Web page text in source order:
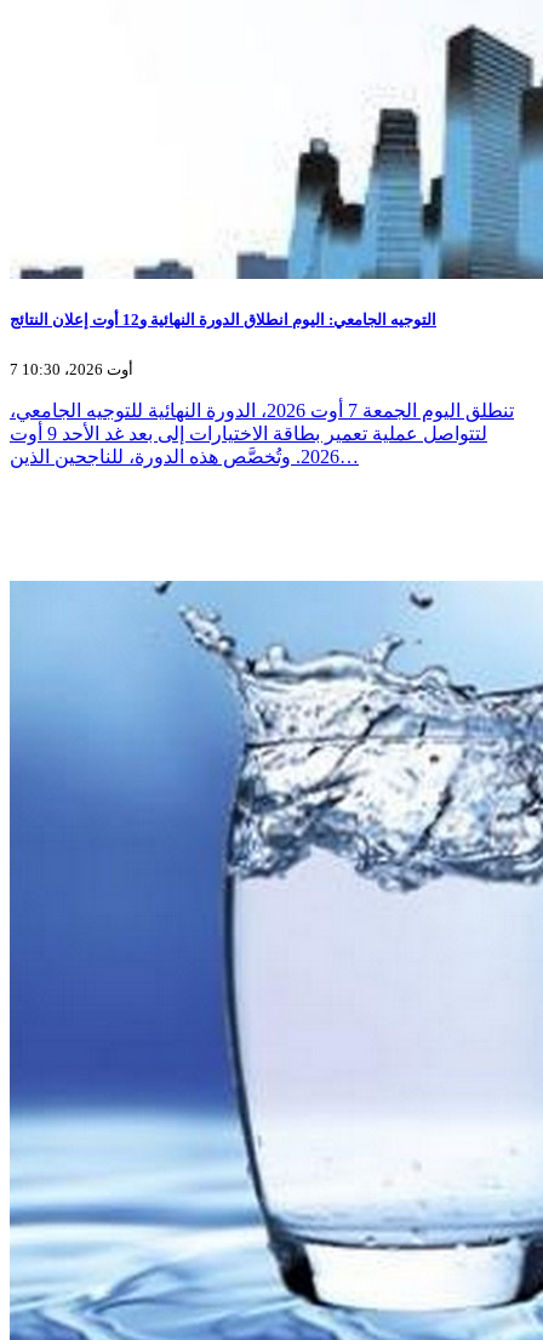
التوجيه الجامعي: اليوم انطلاق الدورة النهائية و12 أوت إعلان النتائج
7 أوت 2026، 10:30
تنطلق اليوم الجمعة 7 أوت 2026، الدورة النهائية للتوجيه الجامعي،
لتتواصل عملية تعمير بطاقة الاختيارات إلى بعد غد الأحد 9 أوت
2026. وتُخصَّص هذه الدورة، للناجحين الذين…